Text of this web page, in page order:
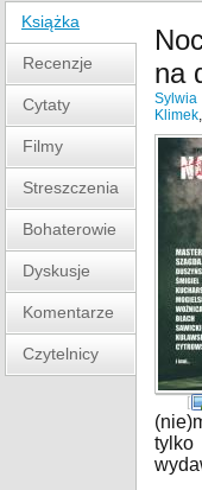
Książka
Recenzje
Cytaty
Filmy
Streszczenia
Bohaterowie
Dyskusje
Komentarze
Czytelnicy
na
Sylwia
Klimek,
[